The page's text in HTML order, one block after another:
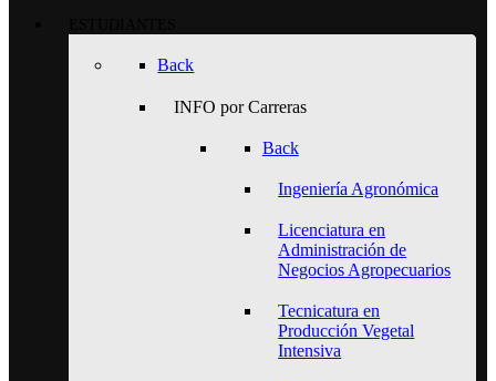
Back
INFO por Carreras
Back
Ingeniería Agronómica
Licenciatura en
Administración de
Negocios Agropecuarios
Tecnicatura en
Producción Vegetal
Intensiva